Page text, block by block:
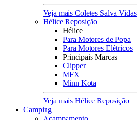
Veja mais Coletes Salva Vidas
Hélice Reposição
Hélice
Para Motores de Popa
Para Motores Elétricos
Principais Marcas
Clipper
MFX
Minn Kota
Veja mais Hélice Reposição
Camping
Acampamento